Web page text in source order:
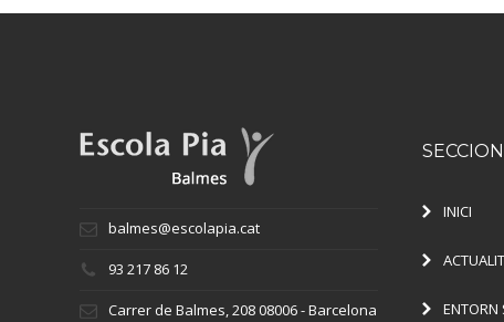
balmes@escolapia.cat
93 217 86 12
Carrer de Balmes, 208 08006 - Barcelona
INICI
ENTORN